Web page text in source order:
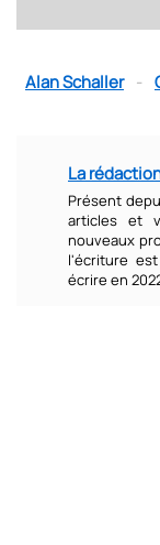
Alan Schaller -
La
Présent
articles et
nouveaux
l'écriture
écrire en